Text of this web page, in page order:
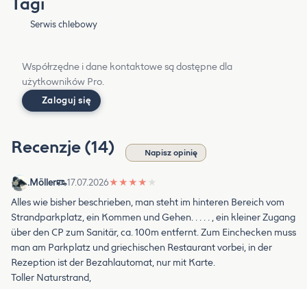
Serwis chlebowy
Współrzędne i dane kontaktowe są dostępne dla
użytkowników Pro.
Zaloguj się
Recenzje (14) Napisz opinię
.Möller 17.07.2026★ ★ ★ ★ ★
Alles wie bisher beschrieben, man steht im hinteren Bereich vom
Strandparkplatz, ein Kommen und Gehen. . . . . , ein kleiner Zugang
über den CP zum Sanitär, ca. 100m entfernt. Zum Einchecken muss
man am Parkplatz und griechischen Restaurant vorbei, in der
Rezeption ist der Bezahlautomat, nur mit Karte.
Toller Naturstrand,